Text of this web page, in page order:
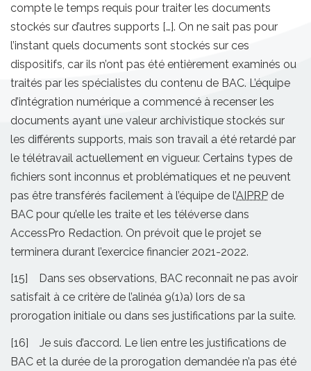
compte le temps requis pour traiter les documents
stockés sur d’autres supports […]. On ne sait pas pour
l’instant quels documents sont stockés sur ces
dispositifs, car ils n’ont pas été entièrement examinés ou
traités par les spécialistes du contenu de BAC. L’équipe
d’intégration numérique a commencé à recenser les
documents ayant une valeur archivistique stockés sur
les différents supports, mais son travail a été retardé par
le télétravail actuellement en vigueur. Certains types de
fichiers sont inconnus et problématiques et ne peuvent
pas être transférés facilement à l’équipe de l’AIPRP de
BAC pour qu’elle les traite et les téléverse dans
AccessPro Redaction. On prévoit que le projet se
terminera durant l’exercice financier 2021-2022.
[15] Dans ses observations, BAC reconnaît ne pas avoir
satisfait à ce critère de l’alinéa 9(1)a) lors de sa
prorogation initiale ou dans ses justifications par la suite.
[16] Je suis d’accord. Le lien entre les justifications de
BAC et la durée de la prorogation demandée n’a pas été